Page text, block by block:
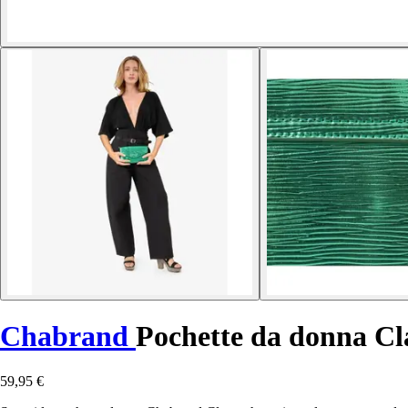
Chabrand Pochette da donna
59,95 €